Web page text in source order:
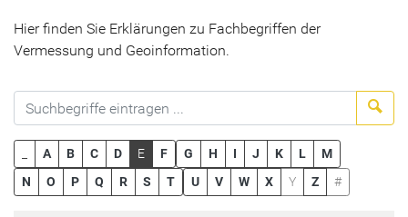
Hier finden Sie Erklärungen zu Fachbegriffen der
Vermessung und Geoinformation.
A B C D E F G H I J K L
M
N
O P Q R S T U V W X Y Z #